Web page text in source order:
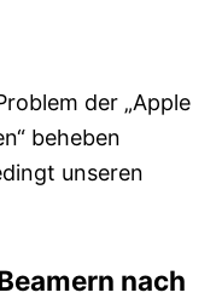
der „Apple
beheben
unseren
nach